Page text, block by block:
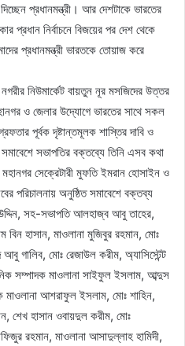
প্রধানমন্ত্রী। আর দেশটাকে ভারতের
প্রধান নির্বাচনে বিজয়ের পর দেশ থেকে
প্রধানমন্ত্রী ভারতকে তোয়াজ করে
নিউমার্কেট বায়তুন নূর মসজিদের উত্তর
ও জেলার উদ্যোগে ভারতের সাথে সকল
পূর্বক দৃষ্টান্তমূলক শাস্তির দাবি ও
সমাবেশে সভাপতির বক্তব্যে তিনি এসব কথা
সেক্রেটারী মুফতি ইমরান হোসাইন ও
পরিচালনায় অনুষ্ঠিত সমাবেশে বক্তব্য
সহ-সভাপতি আলহাজ্ব আবু তাহের,
হাসান, মাওলানা মুজিবুর রহমান, মোঃ
আবু গালিব, মোঃ রেজাউল করীম, অ্যাসিস্টেন্ট
সম্পাদক মাওলানা সাইফুল ইসলাম, আব্দুস
মাওলানা আশরাফুল ইসলাম, মোঃ শাহিন,
শেখ হাসান ওবায়দুল করীম, মোঃ
রহমান, মাওলানা আসাদুল্লাহ হামিদী,